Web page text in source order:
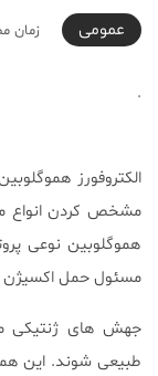
23T20:15:31+04:30
عمومی زمان
.
الکتروفورز
مشخص کردن انواع
هموگلوبین نوعی
مسئول حمل اکسیژن
جهش های ژنتیکی
طبیعی شوند. این